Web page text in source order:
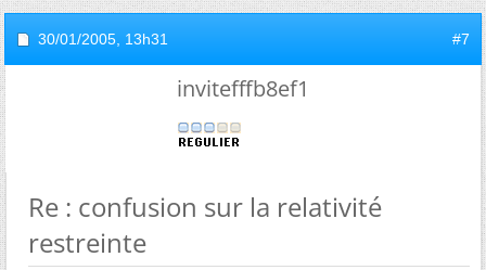
30/01/2005, 13h31 #7
invitefffb8ef1
Re : confusion sur la relativité
restreinte